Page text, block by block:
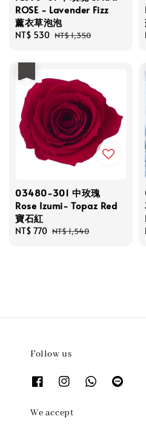
ROSE - Lavender Fizz
薰衣草泡泡
Sale
NT$ 530 Regular
NT$ 1,350
03480-301 中玫瑰
Rose Izumi- Topaz Red
寶石紅
Sale
NT$ 770 Regular
NT$ 1,540
Follow us
We accept